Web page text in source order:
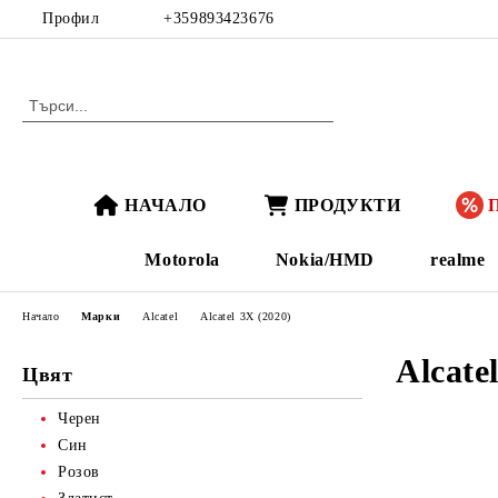
Профил +359893423676
НАЧАЛО ПРОДУКТИ
Motorola Nokia/HMD realme
Цвят
Черен
Син
Розов
Начало Марки Alcatel Alcatel 3X (2020)